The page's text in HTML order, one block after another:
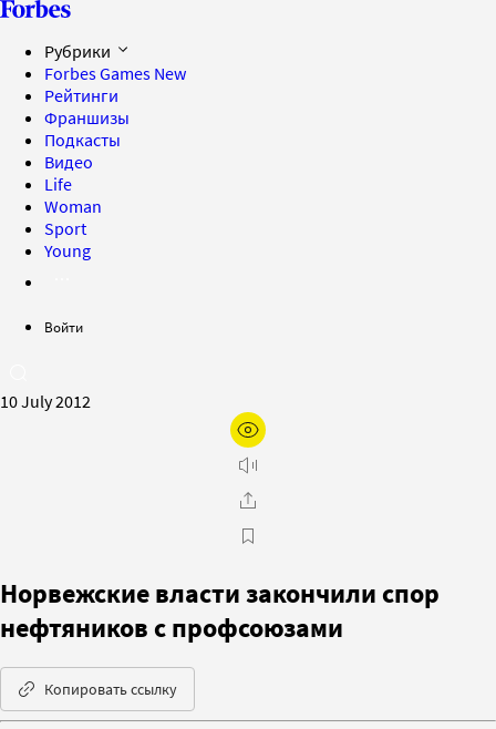
Рубрики
Forbes Games New
Рейтинги
Франшизы
Подкасты
Видео
Life
Woman
Sport
Young
Войти
10 July 2012
Норвежские власти закончили спор
нефтяников с профсоюзами
Копировать ссылку